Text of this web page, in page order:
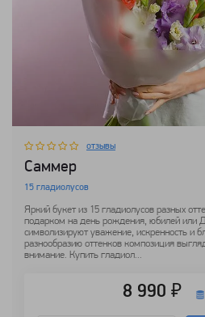
отзывы
Саммер
15 гладиолусов
Яркий букет из 15 гладиолусов разных
подарком на день рождения, юбилей или
символизируют уважение, искренность и
разнообразию оттенков композиция
внимание. Купить гладиол...
8 990 ₽